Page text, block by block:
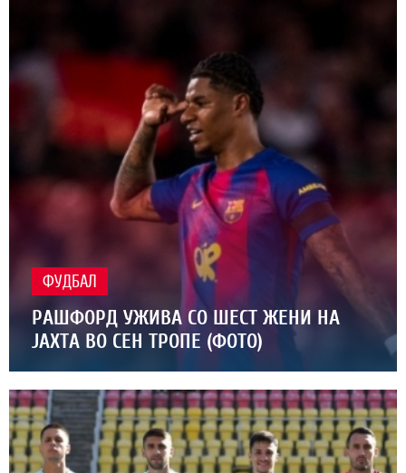
ФУДБАЛ
РАШФОРД УЖИВА СО ШЕСТ ЖЕНИ НА
ЈАХТА ВО СЕН ТРОПЕ (ФОТО)